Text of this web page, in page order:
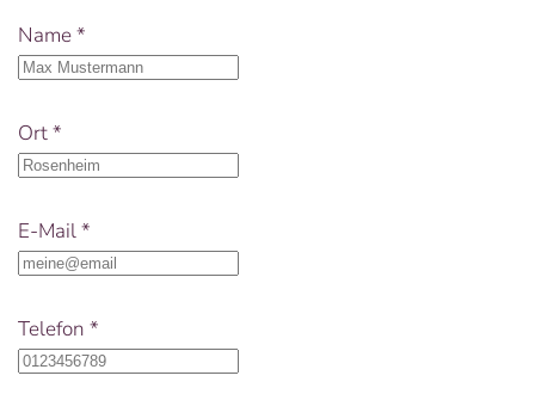
Name*
Ort*
E-Mail*
Telefon *